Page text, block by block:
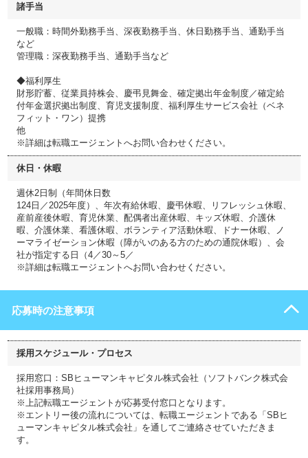
諸手当
一般職：時間外勤務手当、深夜勤務手当、休日勤務手当、通勤手当
など
管理職：深夜勤務手当、通勤手当など
◆福利厚生
財形貯蓄、従業員持株会、慶弔見舞金、確定拠出年金制度／確定給
付年金選択拠出制度、育児支援制度、福利厚生サービス会社（ベネ
フィット・ワン）提携
他
※詳細は転職エージェントへお問い合わせください。
休日・休暇
週休2日制（年間休日数
124日／2025年度）、年次有給休暇、慶弔休暇、リフレッシュ休暇、
産前産後休暇、育児休業、配偶者出産休暇、キッズ休暇、介護休
暇、介護休業、看護休暇、ボランティア活動休暇、ドナー休暇、ノ
ーマライゼーション休暇（障がいのある方のための通院休暇）、会
社が指定する日（4／30～5／
※詳細は転職エージェントへお問い合わせください。
応募時の注意事項
採用スケジュール・プロセス
採用窓口：SBヒューマンキャピタル株式会社（ソフトバンク株式会
社採用事務局）
※上記転職エージェントが応募受付窓口となります。
※エントリー後の流れについては、転職エージェントである「SBヒ
ューマンキャピタル株式会社」を通してご連絡させていただきま
す。